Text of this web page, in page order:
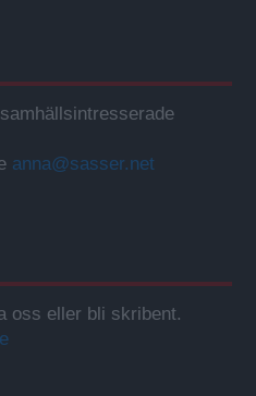
anna@sasser.net
oss eller bli skribent.